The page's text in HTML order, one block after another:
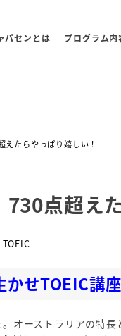
パセンとは プログラム内
たらやっぱり嬉しい！
点超え
ゴリー
TOEIC
せTOEIC講座
オーストラリアの特